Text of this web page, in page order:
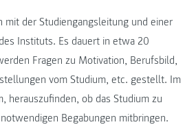
mit der Studiengangsleitung und einer
Instituts. Es dauert in etwa 20
Fragen zu Motivation, Berufsbild,
vom Studium, etc. gestellt. Im
herauszufinden, ob das Studium zu
Begabungen mitbringen.